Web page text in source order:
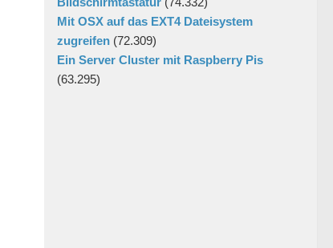
Mit OSX auf das EXT4 Dateisystem
zugreifen (72.309)
Ein Server Cluster mit Raspberry Pis
(63.295)